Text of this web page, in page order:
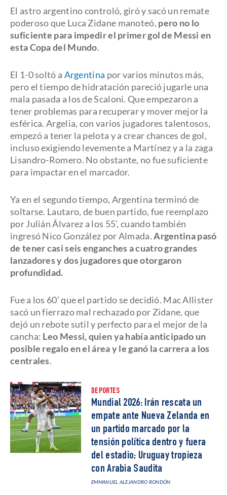
El astro argentino controló, giró y sacó un remate
poderoso que Luca Zidane manoteó, pero no lo
suficiente para impedir el primer gol de Messi en
esta Copa del Mundo.
El 1-0 soltó a Argentina por varios minutos más,
pero el tiempo de hidratación pareció jugarle una
mala pasada a los de Scaloni. Que empezaron a
tener problemas para recuperar y mover mejor la
esférica. Argelia, con varios jugadores talentosos,
empezó a tener la pelota y a crear chances de gol,
incluso exigiendo levemente a Martínez y a la zaga
Lisandro-Romero. No obstante, no fue suficiente
para impactar en el marcador.
Ya en el segundo tiempo, Argentina terminó de
soltarse. Lautaro, de buen partido, fue reemplazo
por Julián Álvarez a los 55’, cuando también
ingresó Nico González por Almada.Argentina pasó
de tener casi seis enganches a cuatro grandes
lanzadores y dos jugadores que otorgaron
profundidad.
Fue a los 60’ que el partido se decidió. Mac Allister
sacó un fierrazo mal rechazado por Zidane, que
dejó un rebote sutil y perfecto para el mejor de la
cancha: Leo Messi, quien ya había anticipado un
posible regalo en el área y le ganó la carrera a los
centrales.
DEPORTES
Mundial 2026: Irán rescata un
empate ante Nueva Zelanda en
un partido marcado por la
tensión política dentro y fuera
del estadio; Uruguay tropieza
con Arabia Saudita
EMMANUEL ALEJANDRO RONDÓN